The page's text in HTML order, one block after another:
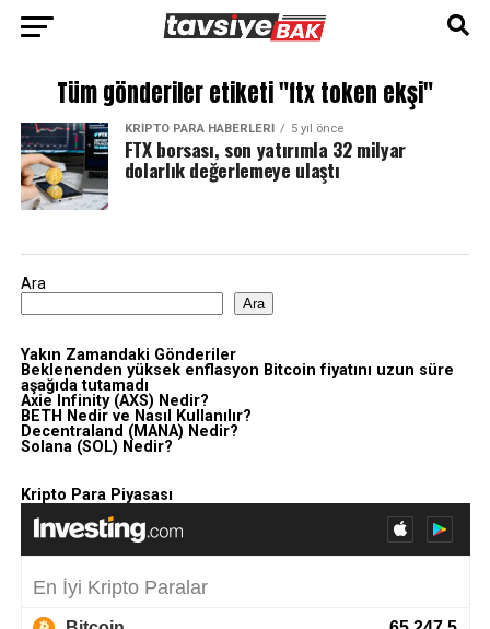
Tüm gönderiler etiketi "ftx token ekşi"
KRIPTO PARA HABERLERI 5 yıl önce
FTX borsası, son yatırımla 32 milyar
dolarlık değerlemeye ulaştı
Ara
Ara
Yakın Zamandaki Gönderiler
Beklenenden yüksek enflasyon Bitcoin fiyatını uzun süre
aşağıda tutamadı
Axie Infinity (AXS) Nedir?
BETH Nedir ve Nasıl Kullanılır?
Decentraland (MANA) Nedir?
Solana (SOL) Nedir?
Kripto Para Piyasası